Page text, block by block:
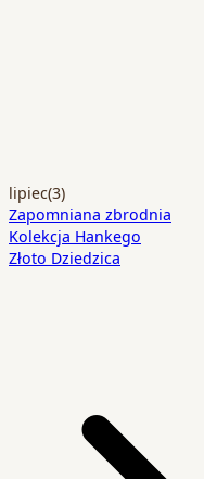
lipiec(3)
Zapomniana zbrodnia
Kolekcja Hankego
Złoto Dziedzica